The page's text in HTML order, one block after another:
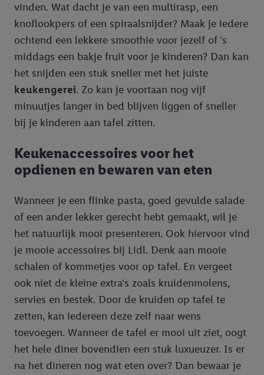
vinden. Wat dacht je van een multirasp, een
knoflookpers of een spiraalsnijder? Maak je iedere
ochtend een lekkere smoothie voor jezelf of 's
middags een bakje fruit voor je kinderen? Dan kan
het snijden een stuk sneller met het juiste
keukengerei. Zo kan je voortaan nog vijf
minuutjes langer in bed blijven liggen of sneller
bij je kinderen aan tafel zitten.
Keukenaccessoires voor het
opdienen en bewaren van eten
Wanneer je een flinke pasta, goed gevulde salade
of een ander lekker gerecht hebt gemaakt, wil je
het natuurlijk mooi presenteren. Ook hiervoor vind
je mooie accessoires bij Lidl. Denk aan mooie
schalen of kommetjes voor op tafel. En vergeet
ook niet de kleine extra's zoals kruidenmolens,
servies en bestek. Door de kruiden op tafel te
zetten, kan iedereen deze zelf naar wens
toevoegen. Wanneer de tafel er mooi uit ziet, oogt
het hele diner bovendien een stuk luxueuzer. Is er
na het dineren nog wat eten over? Dan bewaar je